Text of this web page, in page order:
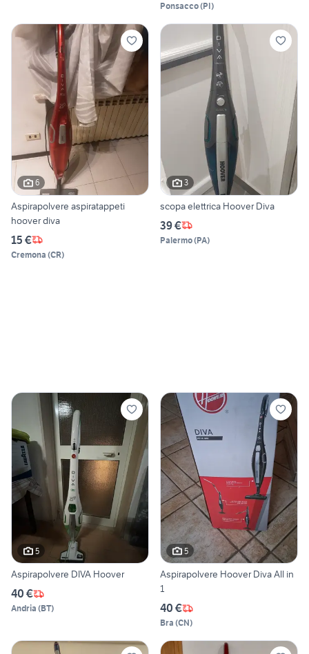
Ponsacco(PI)
6
Aspirapolvere aspiratappeti
hoover diva
15 €
Cremona (CR)
3
scopa elettrica Hoover Diva
39 €
Palermo(PA)
5
Aspirapolvere DIVA Hoover
40 €
Andria (BT)
5
Aspirapolvere Hoover Diva All in
1
40 €
Bra (CN)